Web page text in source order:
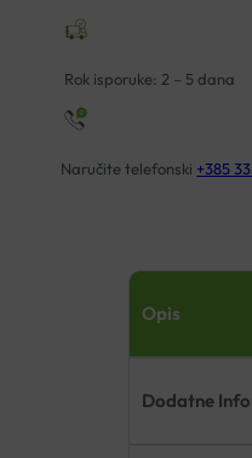
količina
Rok isporuke: 2 – 5 dana
Naručite telefonski +385
Opis
Dodatne